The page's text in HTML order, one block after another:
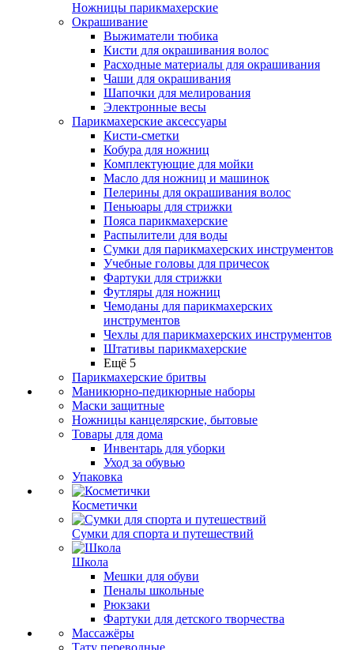
Ножницы парикмахерские
Окрашивание
Выжиматели тюбика
Кисти для окрашивания волос
Расходные материалы для окрашивания
Чаши для окрашивания
Шапочки для мелирования
Электронные весы
Парикмахерские аксессуары
Кисти-сметки
Кобура для ножниц
Комплектующие для мойки
Масло для ножниц и машинок
Пелерины для окрашивания волос
Пеньюары для стрижки
Пояса парикмахерские
Распылители для воды
Сумки для парикмахерских инструментов
Учебные головы для причесок
Фартуки для стрижки
Футляры для ножниц
Чемоданы для парикмахерских
инструментов
Чехлы для парикмахерских инструментов
Штативы парикмахерские
Ещё 5
Парикмахерские бритвы
Маникюрно-педикюрные наборы
Маски защитные
Ножницы канцелярские, бытовые
Товары для дома
Инвентарь для уборки
Уход за обувью
Упаковка
Косметички
Сумки для спорта и путешествий
Школа
Мешки для обуви
Пеналы школьные
Рюкзаки
Фартуки для детского творчества
Массажёры
Тату переводные